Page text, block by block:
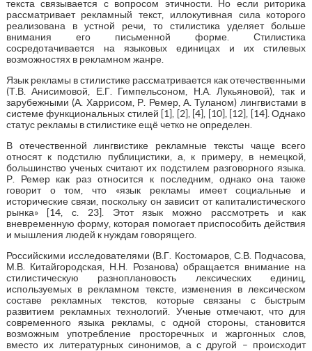
текста связывается с вопросом этичности. Но если риторика
рассматривает рекламный текст, иллокутивная сила которого
реализована в устной речи, то стилистика уделяет больше
внимания его письменной форме. Стилистика
сосредотачивается на языковых единицах и их стилевых
возможностях в рекламном жанре.
Язык рекламы в стилистике рассматривается как отечественными
(Т.В. Анисимовой, Е.Г. Гимпельсоном, Н.А. Лукьяновой), так и
зарубежными (А. Харрисом, Р. Ремер, А. Туланом) лингвистами в
системе функциональных стилей [1], [2], [4], [10], [12], [14]. Однако
статус рекламы в стилистике ещё четко не определен.
В отечественной лингвистике рекламные тексты чаще всего
относят к подстилю публицистики, а, к примеру, в немецкой,
большинство ученых считают их подстилем разговорного языка.
Р. Ремер как раз относится к последним, однако она также
говорит о том, что «язык рекламы имеет социальные и
исторические связи, поскольку он зависит от капиталистического
рынка» [14, с. 23]. Этот язык можно рассмотреть и как
вневременную форму, которая помогает приспособить действия
и мышления людей к нуждам говорящего.
Российскими исследователями (В.Г. Костомаров, С.В. Подчасова,
М.В. Китайгородская, Н.Н. Розанова) обращается внимание на
стилистическую разноплановость лексических единиц,
используемых в рекламном тексте, изменения в лексическом
составе рекламных текстов, которые связаны с быстрым
развитием рекламных технологий. Ученые отмечают, что для
современного языка рекламы, с одной стороны, становится
возможным употребление просторечных и жаргонных слов,
вместо их литературных синонимов, а с другой – происходит